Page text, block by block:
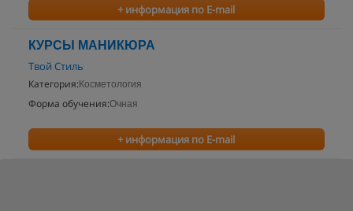
+ информация по E-mail
КУРСЫ МАНИКЮРА
Твой Стиль
Категория: Косметология
Форма обучения:Очная
+ информация по E-mail